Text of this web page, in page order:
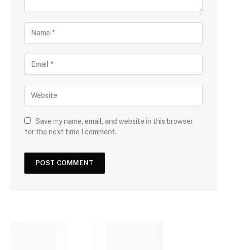
Save my name, email, and website in this browser
for the next time I comment.